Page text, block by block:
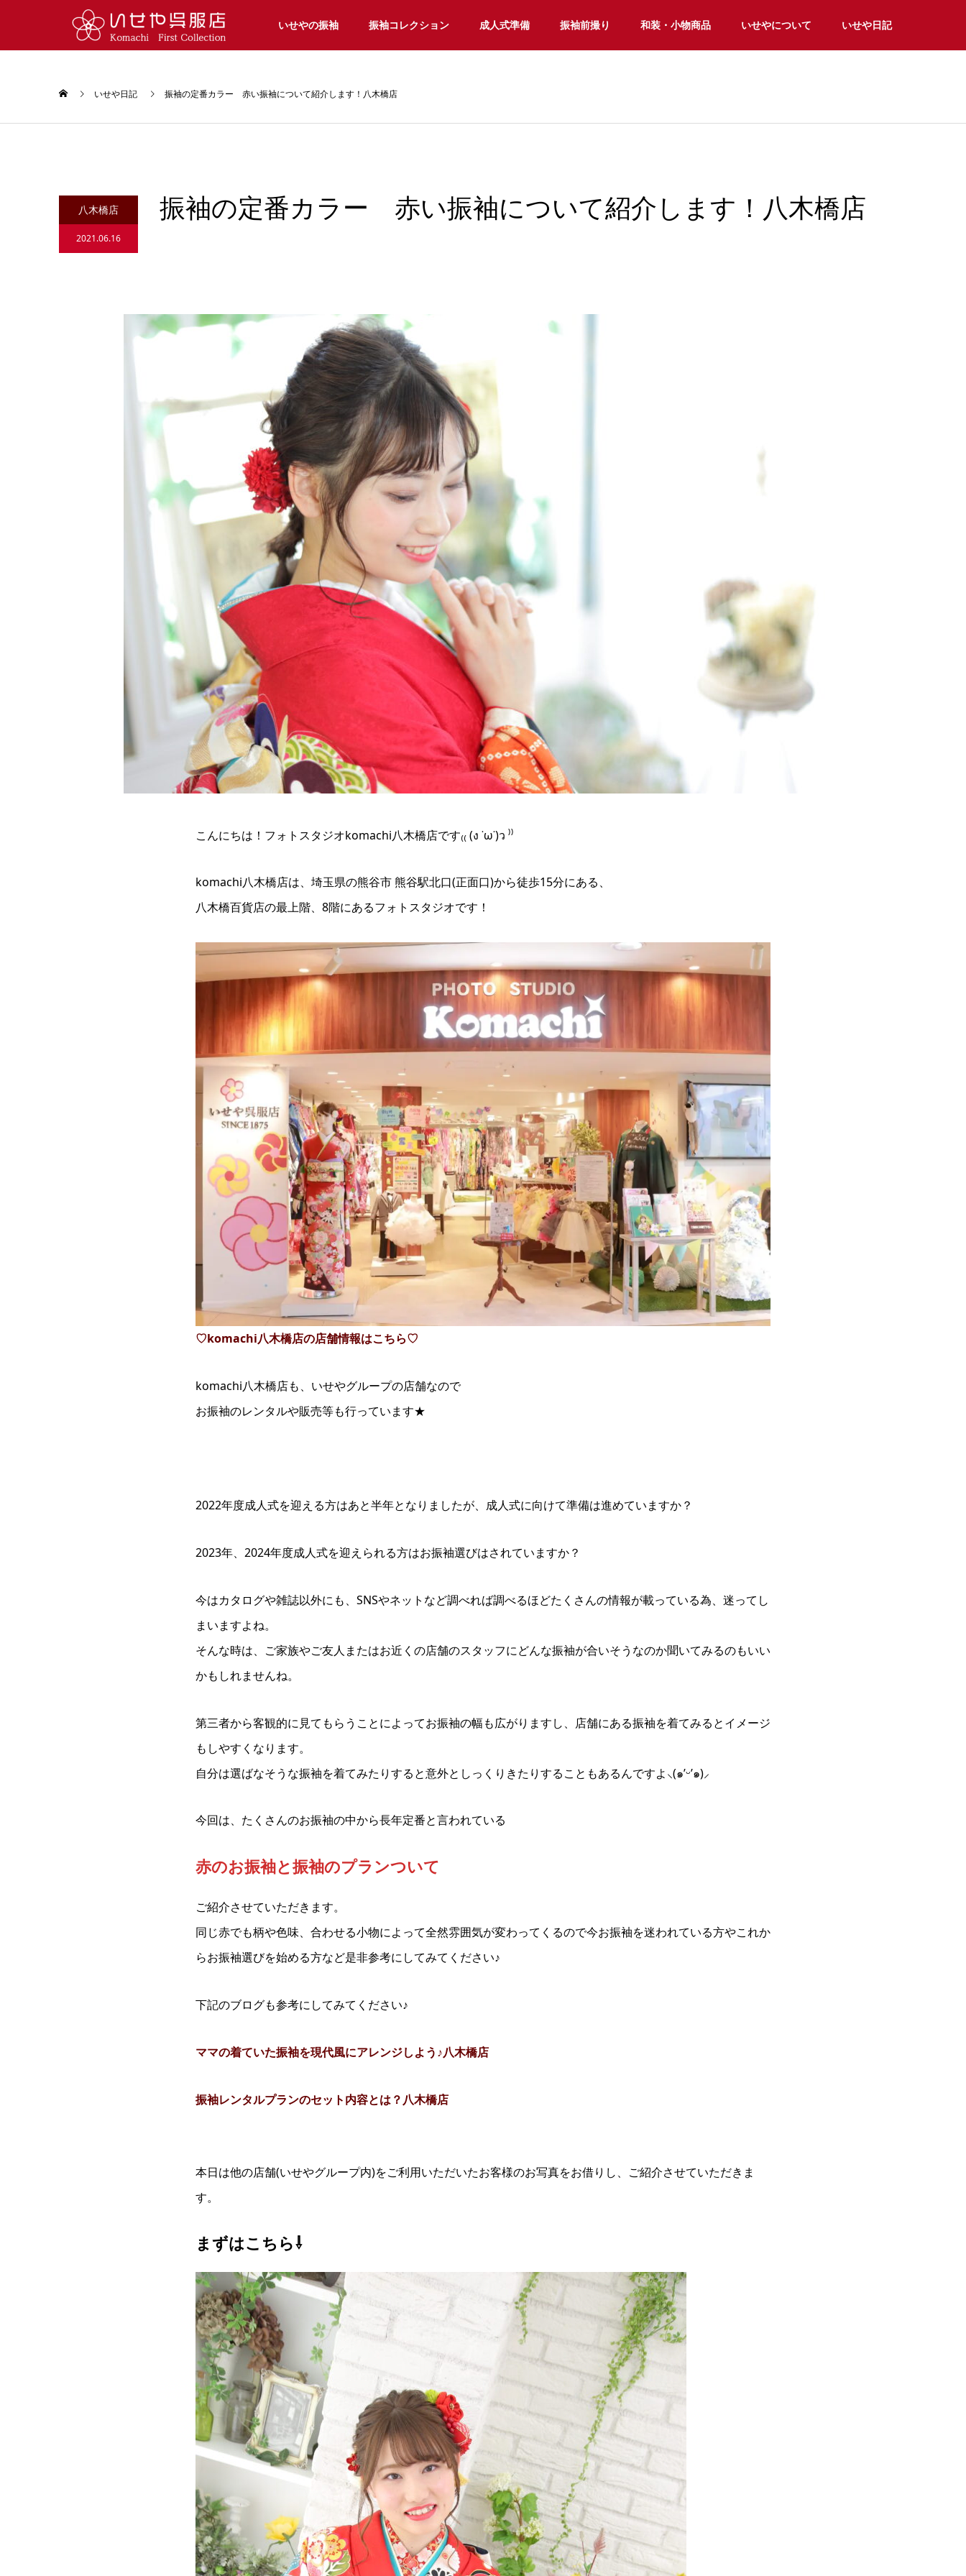
いせやの振袖 振袖コレクション 成人式準備 振袖前撮り 和装・小物商品 いせやについて いせや日記
いせや日記 振袖の定番カラー 赤い振袖について紹介します！八木橋店
八木橋店
2021.06.16
振袖の定番カラー 赤い振袖について紹介します！八木橋店
こんにちは！フォトスタジオkomachi八木橋店です₍₍ (ง ˙ω˙)ว ⁾⁾
komachi八木橋店は、埼玉県の熊谷市 熊谷駅北口(正面口)から徒歩15分にある、
八木橋百貨店の最上階、8階にあるフォトスタジオです！
♡komachi八木橋店の店舗情報はこちら♡
komachi八木橋店も、いせやグループの店舗なので
お振袖のレンタルや販売等も行っています★
2022年度成人式を迎える方はあと半年となりましたが、成人式に向けて準備は進めていますか？
2023年、2024年度成人式を迎えられる方はお振袖選びはされていますか？
今はカタログや雑誌以外にも、SNSやネットなど調べれば調べるほどたくさんの情報が載っている為、迷ってし
まいますよね。
そんな時は、ご家族やご友人またはお近くの店舗のスタッフにどんな振袖が合いそうなのか聞いてみるのもいい
かもしれませんね。
第三者から客観的に見てもらうことによってお振袖の幅も広がりますし、店舗にある振袖を着てみるとイメージ
もしやすくなります。
自分は選ばなそうな振袖を着てみたりすると意外としっくりきたりすることもあるんですよ⸜(๑’ᵕ’๑)⸝
今回は、たくさんのお振袖の中から長年定番と言われている
赤のお振袖と振袖のプランついて
ご紹介させていただきます。
同じ赤でも柄や色味、合わせる小物によって全然雰囲気が変わってくるので今お振袖を迷われている方やこれか
らお振袖選びを始める方など是非参考にしてみてください♪
下記のブログも参考にしてみてください♪
ママの着ていた振袖を現代風にアレンジしよう♪八木橋店
振袖レンタルプランのセット内容とは？八木橋店
本日は他の店舗(いせやグループ内)をご利用いただいたお客様のお写真をお借りし、ご紹介させていただきま
す。
まずはこちら⇩